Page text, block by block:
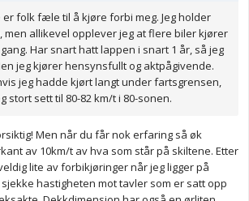
er folk fæle til å kjøre forbi meg. Jeg holder
men allikevel opplever jeg at flere biler kjører
Har snart hatt lappen i snart 1 år, så jeg
jeg kjører hensynsfullt og aktpågivende.
jeg hadde kjørt langt under fartsgrensen,
stort sett til 80-82 km/t i 80-sonen.
Men når du får nok erfaring så øk
av 10km/t av hva som står på skiltene. Etter
lite av forbikjøringer når jeg ligger på
hastigheten mot tavler som er satt opp